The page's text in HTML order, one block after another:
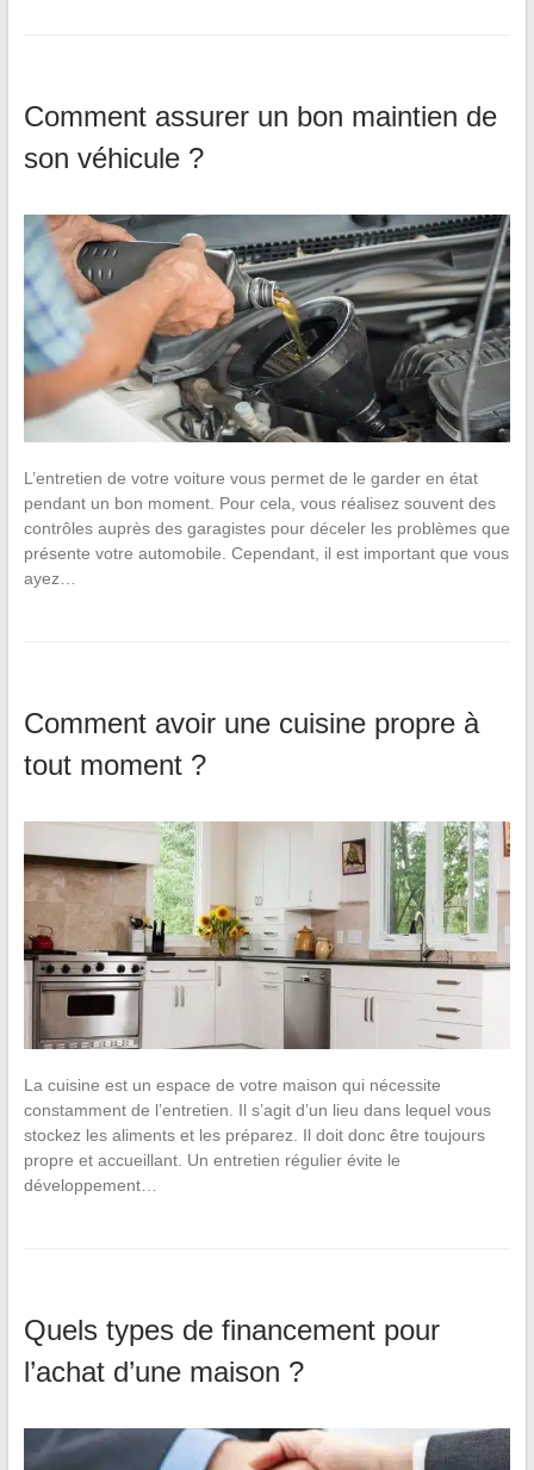
Comment assurer un bon maintien de
son véhicule ?
L’entretien de votre voiture vous permet de le garder en état
pendant un bon moment. Pour cela, vous réalisez souvent des
contrôles auprès des garagistes pour déceler les problèmes que
présente votre automobile. Cependant, il est important que vous
ayez…
Comment avoir une cuisine propre à
tout moment ?
La cuisine est un espace de votre maison qui nécessite
constamment de l’entretien. Il s’agit d’un lieu dans lequel vous
stockez les aliments et les préparez. Il doit donc être toujours
propre et accueillant. Un entretien régulier évite le
développement…
Quels types de financement pour
l’achat d’une maison ?